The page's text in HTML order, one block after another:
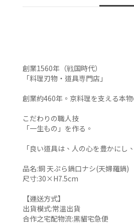
創業1560年（戦国時代）
「料理刃物・道具専門店」
創業約460年。京料理を支える本
こだわりの職人技
「一生もの」を作る。
「良い道具は、人の心を豊かに
品名:銅 天ぷら鍋口ナシ(天婦羅鍋)
尺寸:30×H7.5cm
【運送方式】
出貨模式:常溫出貨
合作之宅配物流:黑貓宅急便